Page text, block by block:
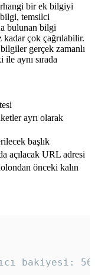
bir ek bilgiyi
temsilci
bulunan bilgi
çok çağrılabilir.
gerçek zamanlı
aynı sırada
ayrı olarak
başlık
açılacak URL adresi
önceki kalın
bakiyesi: